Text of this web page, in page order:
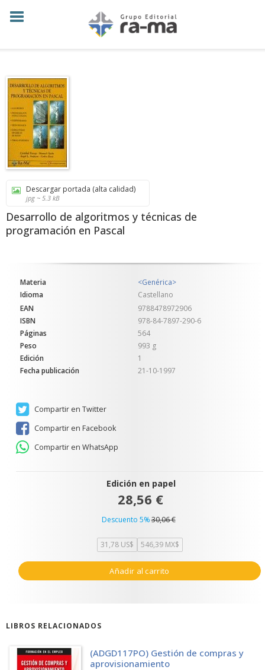
Descargar portada (alta calidad)
jpg ~ 5.3 kB
Desarrollo de algoritmos y técnicas de
programación en Pascal
Materia
<Genérica>
Idioma
Castellano
EAN
9788478972906
ISBN
978-84-7897-290-6
Páginas
564
Peso
993 g
Edición
1
Fecha publicación
21-10-1997
Compartir en Twitter
Compartir en Facebook
Compartir en WhatsApp
Edición en papel
28,56 €
Descuento 5%30,06 €
31,78 US$ 546,39 MX$
Añadir al carrito
LIBROS RELACIONADOS
(ADGD117PO) Gestión de compras y
aprovisionamiento